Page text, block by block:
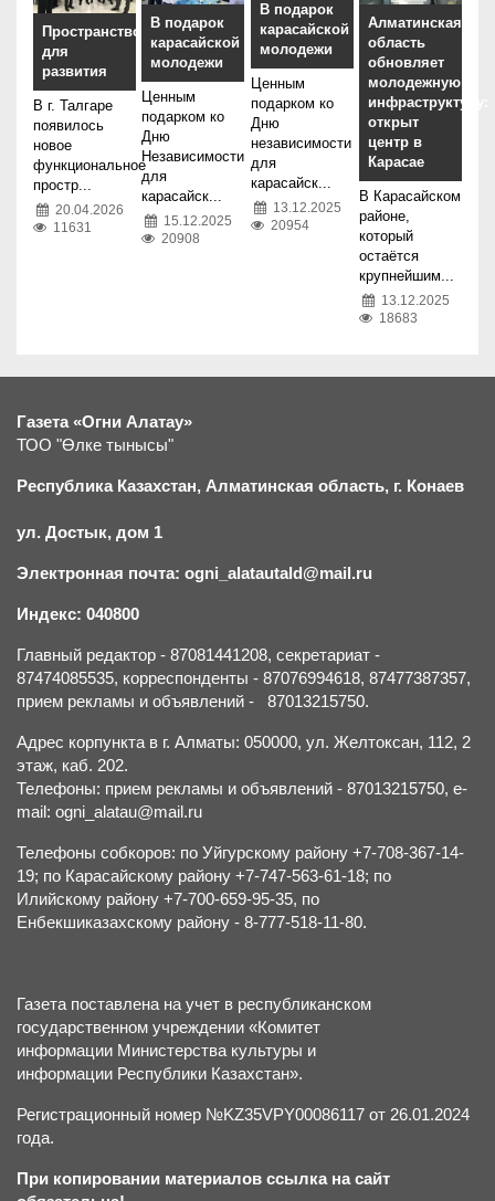
Пространство
для
развития
В г. Талгаре
появилось
новое
функциональное
простр...
20.04.2026
11631
В подарок
карасайской
молодежи
Ценным
подарком ко
Дню
Независимости
для
карасайск...
15.12.2025
20908
В подарок
карасайской
молодежи
Ценным
подарком ко
Дню
независимости
для
карасайск...
13.12.2025
20954
Алматинская
область
обновляет
молодежную
инфраструктуру:
открыт
центр в
Карасае
В Карасайском
районе,
который
остаётся
крупнейшим...
13.12.2025
18683
Газета «Огни Алатау»
ТОО "Өлке тынысы"
Республика Казахстан, Алматинская область, г. Конаев
ул. Достык, дом 1
Электронная почта: ogni_alatautald@mail.ru
Индекс: 040800
Главный редактор - 87081441208, секретариат -
87474085535, корреспонденты - 87076994618, 87477387357,
прием рекламы и объявлений - 87013215750.
Адрес корпункта в г. Алматы: 050000, ул. Желтоксан, 112, 2
этаж, каб. 202.
Телефоны: прием рекламы и объявлений - 87013215750, e-
mail: ogni_alatau@mail.ru
Телефоны собкоров: по Уйгурскому району +7-708-367-14-
19; по Карасайскому району +7-747-563-61-18; по
Илийскому району +7-700-659-95-35, по
Енбекшиказахскому району - 8-777-518-11-80.
Газета поставлена на учет в республиканском
государственном учреждении «Комитет
информации Министерства культуры и
информации Республики Казахстан».
Регистрационный номер №KZ35VPY00086117 от 26.01.2024
года.
При копировании материалов ссылка на сайт